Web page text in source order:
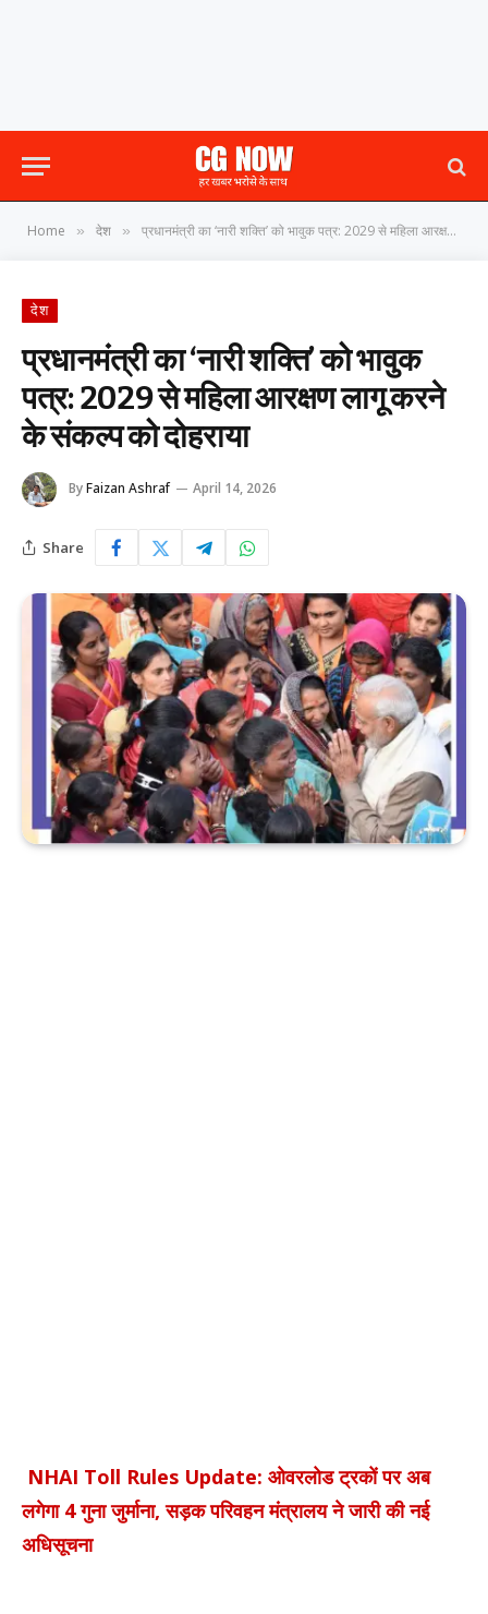
Home » देश » प्रधानमंत्री का ‘नारी शक्ति’ को भावुक पत्र: 2029 से महिला आरक्षण लागू करने के संकल्प को दोहराया
देश
प्रधानमंत्री का ‘नारी शक्ति’ को भावुक
पत्र: 2029 से महिला आरक्षण लागू करने
के संकल्प को दोहराया
ByFaizan Ashraf April 14, 2026
Share
NHAI Toll Rules Update: ओवरलोड ट्रकों पर अब
लगेगा 4 गुना जुर्माना, सड़क परिवहन मंत्रालय ने जारी की नई
अधिसूचना